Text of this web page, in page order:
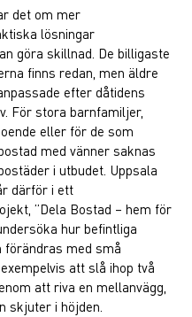
det om mer
lösningar
göra skillnad. De billigaste
finns redan, men äldre
efter dåtidens
För stora barnfamiljer,
eller för de som
med vänner saknas
i utbudet. Uppsala
därför i ett
”Dela Bostad – hem för
hur befintliga
förändras med små
att slå ihop två
att riva en mellanvägg,
skjuter i höjden.